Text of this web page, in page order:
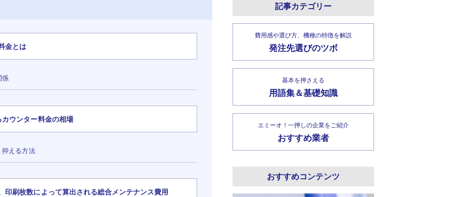
金とは
係
ウンター料金の相場
抑える方法
印刷枚数によって算出される総合メンテナンス費用
記事カテゴリー
費用感や選び方、機種の特徴を解説
発注先選びのツボ
基本を押さえる
用語集＆基礎知識
エミーオ！一押しの企業をご紹介
おすすめ業者
おすすめコンテンツ